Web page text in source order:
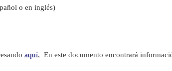
o en inglés)
aquí. En este documento encontrará